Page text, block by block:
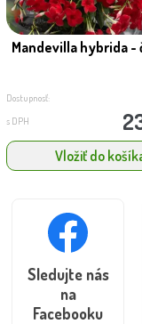
Mandevilla hybrida -
Dostupnosť:
s DPH
Vložiť do
Sledujte nás
na
Facebooku